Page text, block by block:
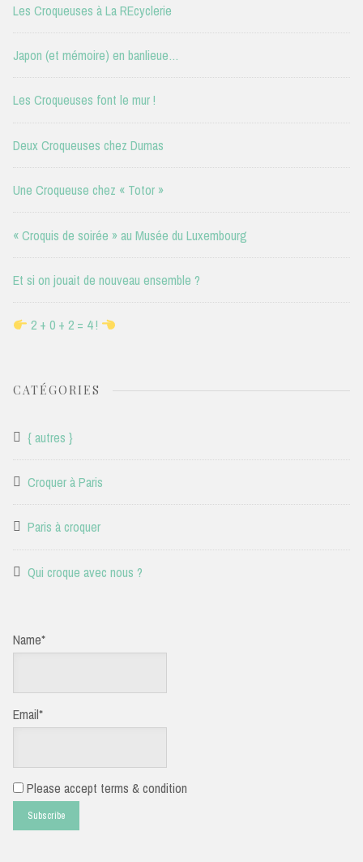
Les Croqueuses à La REcyclerie
Japon (et mémoire) en banlieue…
Les Croqueuses font le mur !
Deux Croqueuses chez Dumas
Une Croqueuse chez « Totor »
« Croquis de soirée » au Musée du Luxembourg
Et si on jouait de nouveau ensemble ?
2 + 0 + 2 = 4 !
CATÉGORIES
{ autres }
Croquer à Paris
Paris à croquer
Qui croque avec nous ?
Name*
Email*
Please accept terms & condition